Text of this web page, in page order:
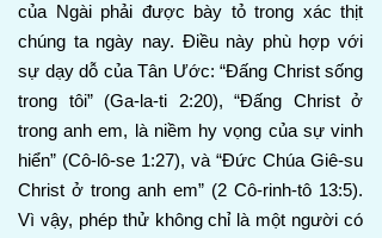
của Ngài phải được bày tỏ trong xác thịt
chúng ta ngày nay. Điều này phù hợp với
sự dạy dỗ của Tân Ước: “Đấng Christ sống
trong tôi” (Ga-la-ti 2:20), “Đấng Christ ở
trong anh em, là niềm hy vọng của sự vinh
hiển” (Cô-lô-se 1:27), và “Đức Chúa Giê-su
Christ ở trong anh em” (2 Cô-rinh-tô 13:5).
Vì vậy, phép thử không chỉ là một người có